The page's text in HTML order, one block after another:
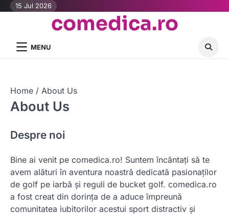
Skip15 Jul 2026
comedica.ro
MENU
Home About Us
About Us
Despre noi
Bine ai venit pe comedica.ro! Suntem încântați să te
avem alături în aventura noastră dedicată pasionaților
de golf pe iarbă și reguli de bucket golf. comedica.ro
a fost creat din dorința de a aduce împreună
comunitatea iubitorilor acestui sport distractiv și